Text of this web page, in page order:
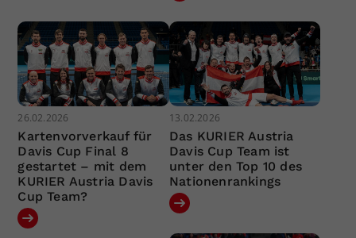
26.02.2026
Kartenvorverkauf für
Davis Cup Final 8
gestartet – mit dem
KURIER Austria Davis
Cup Team?
13.02.2026
Das KURIER Austria
Davis Cup Team ist
unter den Top 10 des
Nationenrankings